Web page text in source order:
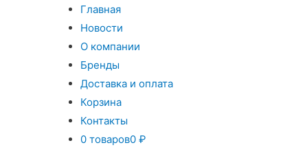
Главная
Новости
О компании
Бренды
Доставка и оплата
Корзина
Контакты
0 товаров0 ₽